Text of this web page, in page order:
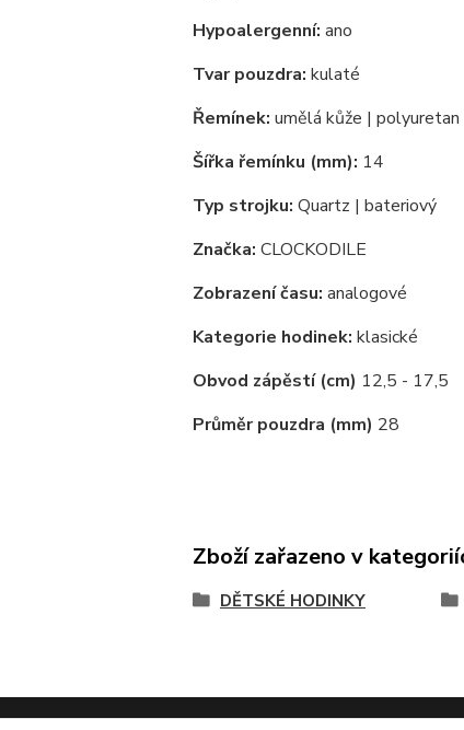
Hypoalergenní: ano
Tvar pouzdra: kulaté
Řemínek: umělá kůže | polyuretan
Šířka řemínku (mm): 14
Typ strojku: Quartz | bateriový
Značka: CLOCKODILE
Zobrazení času: analogové
Kategorie hodinek: klasické
Obvod zápěstí (cm) 12,5 - 17,5
Průměr pouzdra (mm) 28
Zboží zařazeno v
DĚTSKÉ HODINKY